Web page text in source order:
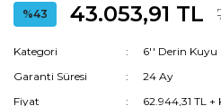
%43 43.053,91 TL
Kategori
6'' Derin Kuyu
Garanti Süresi
24 Ay
Fiyat
62.944,31 TL +